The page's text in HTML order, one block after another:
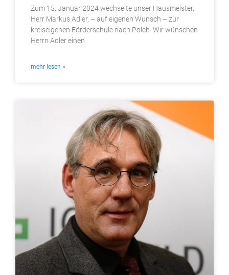
Zum 15. Januar 2024 wechselte unser Hausmeister,
Herr Markus Adler, – auf eigenen Wunsch – zur
kreiseigenen Förderschule nach Polch. Wir wünschen
Herrn Adler einen
mehr lesen »